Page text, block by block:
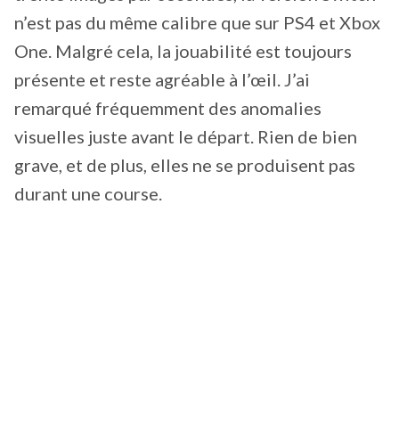
n’est pas du même calibre que sur PS4 et Xbox
One. Malgré cela, la jouabilité est toujours
présente et reste agréable à l’œil. J’ai
remarqué fréquemment des anomalies
visuelles juste avant le départ. Rien de bien
grave, et de plus, elles ne se produisent pas
durant une course.